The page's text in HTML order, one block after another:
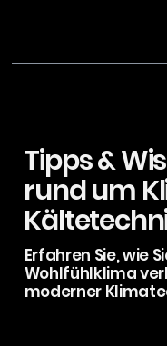
Tipps &
rund um
Erfahren Sie, wie
Wohlfühlklima
moderner